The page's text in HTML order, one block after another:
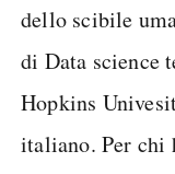
dello scibile
di Data science
Hopkins
italiano. Per chi